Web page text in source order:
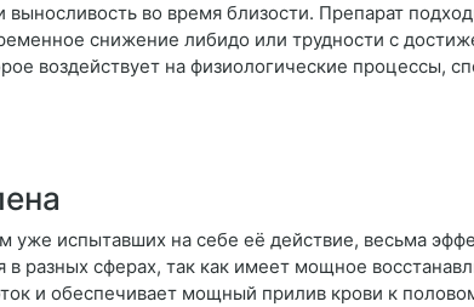
во время близости. Препарат
снижение либидо или трудности с
воздействует на физиологические процессы,
испытавших на себе её действие, весьма
разных сферах, так как имеет мощное
и обеспечивает мощный прилив крови к